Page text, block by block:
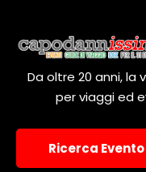
Da oltre 20 anni, la
per viaggi ed
Ricerca Evento